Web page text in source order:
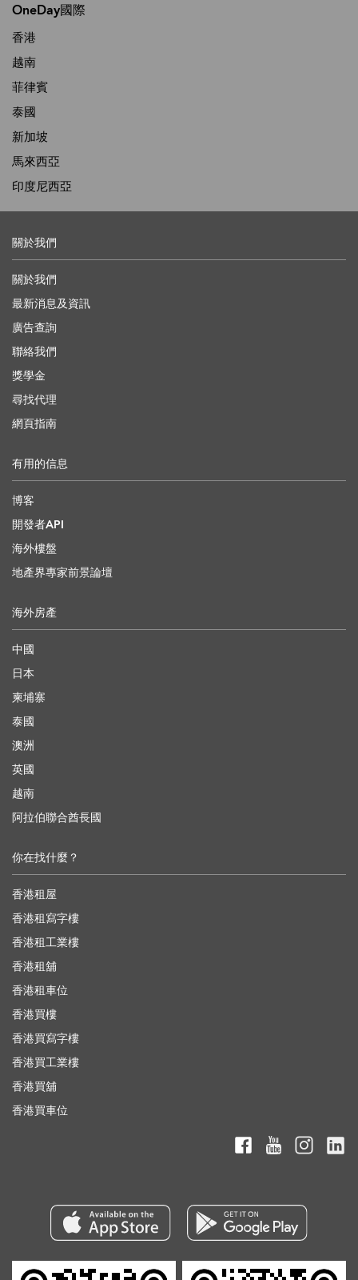
OneDay國際
香港
越南
菲律賓
泰國
新加坡
馬來西亞
印度尼西亞
關於我們
關於我們
最新消息及資訊
廣告查詢
聯絡我們
獎學金
尋找代理
網頁指南
有用的信息
博客
開發者API
海外樓盤
地產界專家前景論壇
海外房產
中國
日本
柬埔寨
泰國
澳洲
英國
越南
阿拉伯聯合酋長國
你在找什麼？
香港租屋
香港租寫字樓
香港租工業樓
香港租舖
香港租車位
香港買樓
香港買寫字樓
香港買工業樓
香港買舖
香港買車位